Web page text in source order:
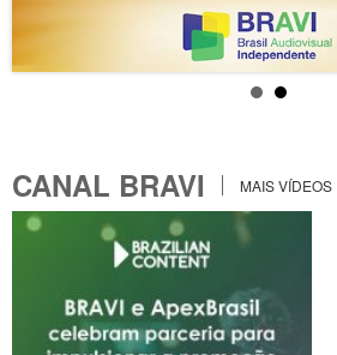
CANAL BRAVI MAIS VÍDEOS